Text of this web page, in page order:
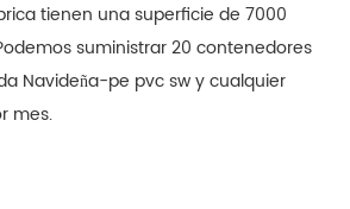
tienen una superficie de 7000
suministrar 20 contenedores
Navideña-pe pvc sw y cualquier
mes.